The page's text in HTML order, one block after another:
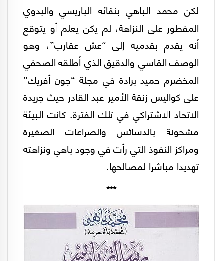
لكن محمد الباهي بنقائه الباريسي والبدوي
المفطور على النزاهة، لم يكن يعلم أو يتوقع
أنه يقدم بقدميه إلى “عش عقارب”، وهو
الوصف القاسي والدقيق الذي أطلقه الصحفي
المخضرم حميد برادة في مجلة “جون أفريك”
على كواليس زنقة الأمير عبد القادر حيث جريدة
الاتحاد الاشتراكي في تلك الفترة. كانت البيئة
مشحونة بالدسائس والصراعات الصغيرة
ومراكز النفوذ التي رأت في وجود باهي ونزاهته
تهديدا مباشرا لمصالحها.
***